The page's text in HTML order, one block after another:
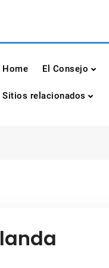
de
2022
Home El Consejo
Sitios relacionados